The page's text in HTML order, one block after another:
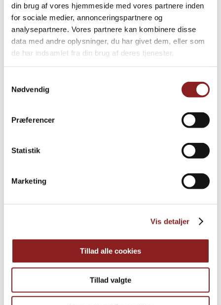
din brug af vores hjemmeside med vores partnere inden
for sociale medier, annonceringspartnere og
analysepartnere. Vores partnere kan kombinere disse
data med andre oplysninger, du har givet dem, eller som
de har indsamlet fra din brug af deres tjenester.
Nødvendig
Præferencer
Statistik
Marketing
Vis detaljer
Tillad alle cookies
Tillad valgte
PRODUKTE
Weitere Informationen
Bearnaise-Sauce, cremig
DRESSINGS, SAUCEN & SUPPEN